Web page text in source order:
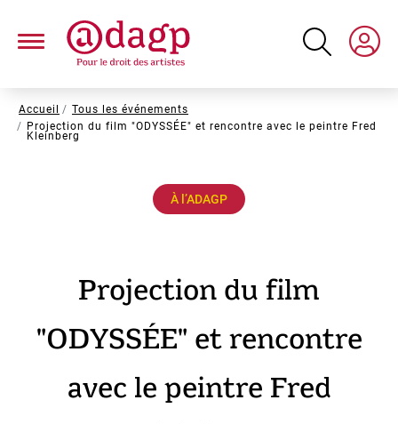
contenu
Fil
d'Ariane
Accueil
Tous les événements
Projection du film "ODYSSÉE" et rencontre avec le peintre Fred
Kleinberg
À l’ADAGP
Projection du film
"ODYSSÉE" et rencontre
avec le peintre Fred